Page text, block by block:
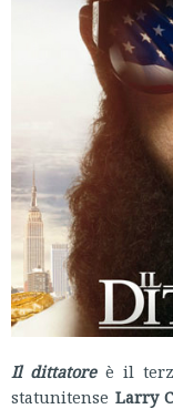
Il dittatoreè il
statunitense Larry